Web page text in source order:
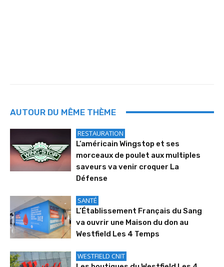
AUTOUR DU MÊME THÈME
RESTAURATION
L’américain Wingstop et ses
morceaux de poulet aux multiples
saveurs va venir croquer La
Défense
SANTÉ
L’Établissement Français du Sang
va ouvrir une Maison du don au
Westfield Les 4 Temps
WESTFIELD CNIT